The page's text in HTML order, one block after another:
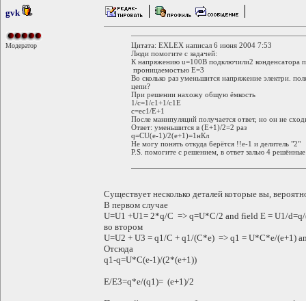
gvk
Модератор
Цитата: EXLEX написал 6 июня 2004 7:53
Люди помогите с задачей:
К напряжению u=100B подключили2 конденсатора
проницаемостью E=3
Во сколько раз уменьшится напряжение электри.
цепи?
При решении нахожу общую ёмкость
1/c=1/c1+1/c1E
c=ec1/E+1
После манипуляций получается ответ, но он не
Ответ: уменьшится в (E+1)/2=2 раз
q=CU(e-1)/2(e+1)=1нКл
Не могу понять откуда берётся !!е-1 и делитель "2"
P.S. помогите с решением, в ответ залью 4 решённые
Существует несколько деталей которые вы,
В первом случае
U=U1 +U1= 2*q/C => q=U*C/2 and field E = U1/
во втором
U=U2 + U3 = q1/C + q1/(C*e) => q1 = U*C*e/(e+1)
Отсюда
q1-q=U*C(e-1)/(2*(e+1))
E/E3=q*e/(q1)= (e+1)/2